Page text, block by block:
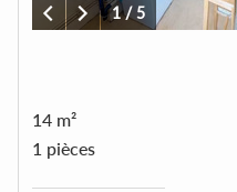
1/5
14 m²
1 pièces